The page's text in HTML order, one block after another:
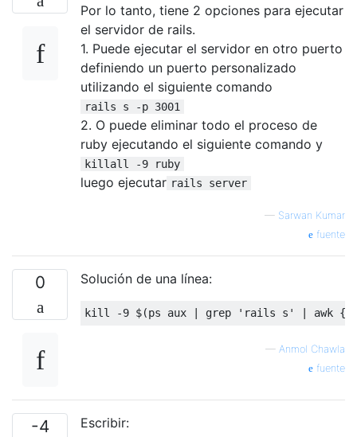
Por lo tanto, tiene 2 opciones para ejecutar
el servidor de rails.
1. Puede ejecutar el servidor en otro puerto
definiendo un puerto personalizado
utilizando el siguiente comando
rails s -p 3001
2. O puede eliminar todo el proceso de
ruby ​​ejecutando el siguiente comando y
killall -9 ruby
luego ejecutar rails server
— Sarwan Kumar
fuente
0 Solución de una línea:
kill -9 $(ps aux | grep 'rails s' | awk {
— Anmol Chawla
fuente
-4 Escribir: